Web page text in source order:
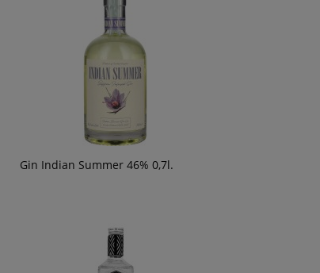
Gin Indian Summer 46% 0,7l.